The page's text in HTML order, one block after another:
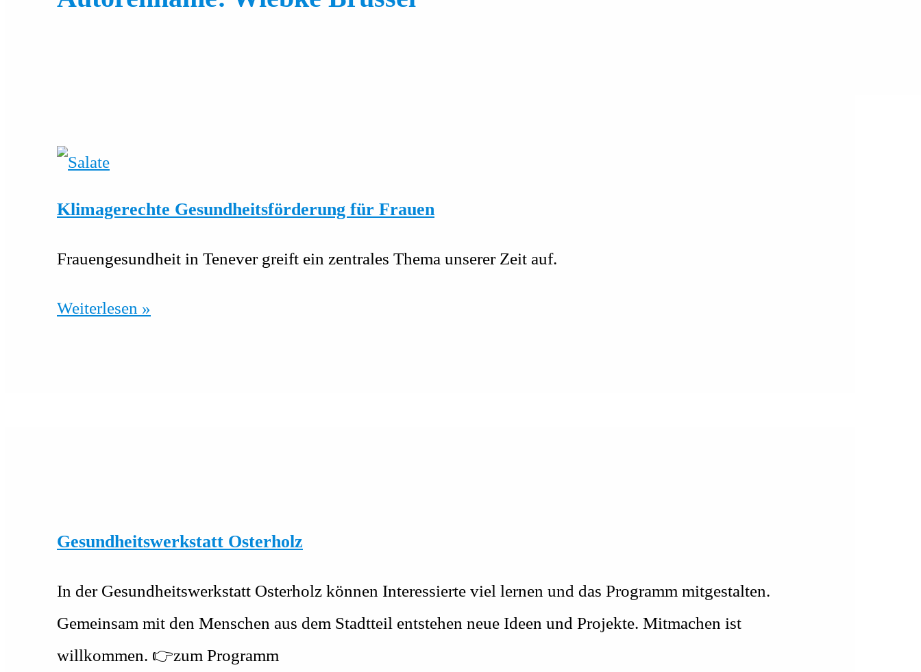
Klimagerechte Gesundheitsförderung für Frauen
Frauengesundheit in Tenever greift ein zentrales Thema unserer Zeit auf.
Klimagerechte
Weiterlesen »
Gesundheitswerkstatt Osterholz
In der Gesundheitswerkstatt Osterholz können Interessierte viel lernen und das Programm mitgestalten.
Gemeinsam mit den Menschen aus dem Stadtteil entstehen neue Ideen und Projekte. Mitmachen ist
willkommen. 👉zum Programm